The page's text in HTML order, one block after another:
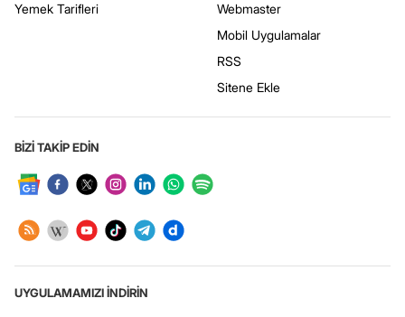
Yemek Tarifleri
Webmaster
Mobil Uygulamalar
RSS
Sitene Ekle
BİZİ TAKİP EDİN
UYGULAMAMIZI İNDİRİN